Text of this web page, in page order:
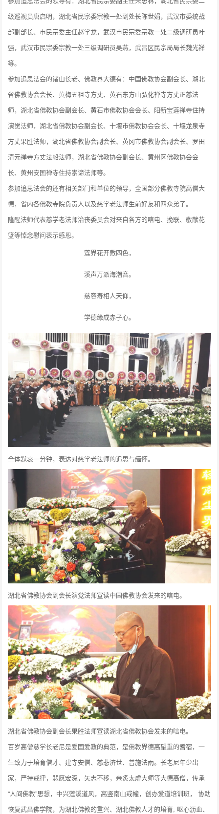
级巡视员唐启明，湖北省民宗委宗教一处副处长陈世娟，武汉市委统战
部副部长、市民宗委主任赵学龙，武汉市民宗委宗教一处二级调研员叶
强，武汉市民宗委宗教一处三级调研员吴燕，武昌区民宗局局长魏光祥
等。
参加追思法会的诸山长老、佛教界大德有：中国佛教协会副会长、湖北
省佛教协会会长、黄梅五祖寺方丈、黄石东方山弘化禅寺方丈正慈法
师，湖北省佛教协会副会长、黄石市佛教协会会长、阳新宝莲禅寺住持
演觉法师，湖北省佛教协会副会长、十堰市佛教协会会长、十堰龙泉寺
方丈果胜法师，湖北省佛教协会副会长、黄冈市佛教协会副会长、罗田
清元禅寺方丈法船法师，湖北省佛教协会副会长、黄州区佛教协会会
长、黄州安国禅寺住持崇谛法师等。
参加追思法会的还有相关部门和单位的领导，全国部分佛教寺院高僧大
德，省内各佛教寺院负责人以及慈学老法师生前好友和四众弟子。
隆醒法师代表慈学老法师治丧委员会对来自各方的唁电、挽联、敬献花
篮等悼念慰问表示感恩。
莲界花开敷四色，
溪声万派海潮音。
慈容寿相人天仰，
学德缘成赤子心。
全体默哀一分钟，表达对慈学老法师的追思与缅怀。
湖北省佛教协会副会长演觉法师宣读中国佛教协会发来的唁电。
湖北省佛教协会副会长果胜法师宣读湖北省佛教协会发来的唁电。
百岁高僧慈学长老尼是爱国爱教的典范，是佛教界德高望重的耆宿，一
生致力于培育僧才、建寺安僧、慈悲济世、普施法雨。长老尼年少出
家，严持戒律，悲愿宏深，矢志不移，亲炙太虚大师等大德高僧，传承
“人间佛教”思想，中兴莲溪道风，高竖南山戒幢，创办爱道培训班， 协助
恢复武昌佛学院，为湖北佛教的重兴、湖北佛教人才的培育, 呕心沥血、